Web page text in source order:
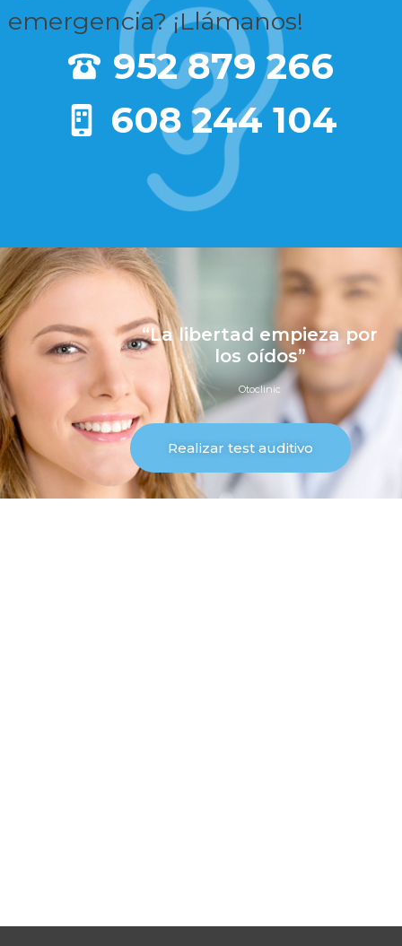
emergencia? ¡Llámanos!
952 879 266
608 244 104
“La libertad empieza por
los oídos”
Otoclinic
Realizar test auditivo